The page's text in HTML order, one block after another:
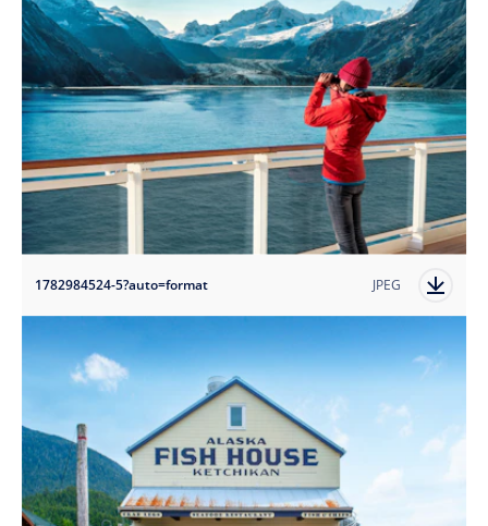
1782984524-5?auto=format JPEG